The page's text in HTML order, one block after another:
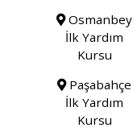
Osmanbey
İlk Yardım
Kursu
Paşabahçe
İlk Yardım
Kursu